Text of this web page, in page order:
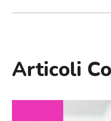
Articoli